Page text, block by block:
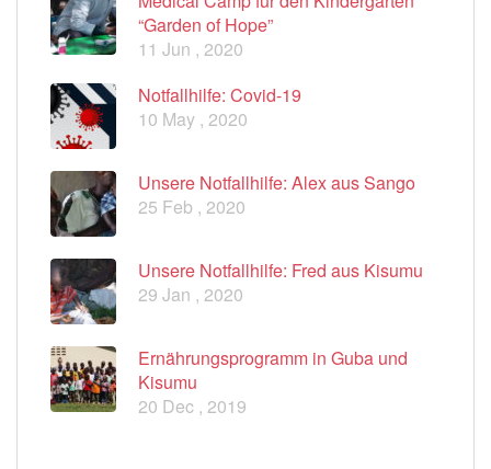
“Garden of Hope”
11 Jun , 2020
Notfallhilfe: Covid-19
10 May , 2020
Unsere Notfallhilfe: Alex aus Sango
25 Feb , 2020
Unsere Notfallhilfe: Fred aus Kisumu
29 Jan , 2020
Ernährungsprogramm in Guba und
Kisumu
20 Dec , 2019